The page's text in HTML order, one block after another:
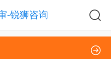
-锐狮咨询